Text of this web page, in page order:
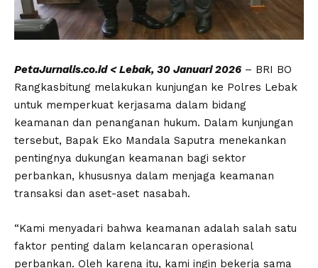
PetaJurnalis.co.id < Lebak, 30 Januari 2026 – BRI BO
Rangkasbitung melakukan kunjungan ke Polres Lebak
untuk memperkuat kerjasama dalam bidang
keamanan dan penanganan hukum. Dalam kunjungan
tersebut, Bapak Eko Mandala Saputra menekankan
pentingnya dukungan keamanan bagi sektor
perbankan, khususnya dalam menjaga keamanan
transaksi dan aset-aset nasabah.
“Kami menyadari bahwa keamanan adalah salah satu
faktor penting dalam kelancaran operasional
perbankan. Oleh karena itu, kami ingin bekerja sama